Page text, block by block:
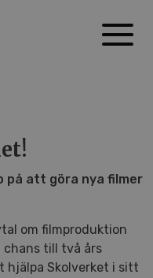
på att göra nya filmer
om filmproduktion
chans till två års
hjälpa Skolverket i sitt